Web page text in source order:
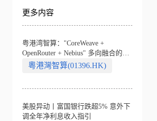
更多内容
粤港湾智算："CoreWeave +
OpenRouter + Nebius" 多向融合的中
国智算新范式
粵港灣智算(01396.HK)
美股异动丨富国银行跌超5% 意外下
调全年净利息收入指引